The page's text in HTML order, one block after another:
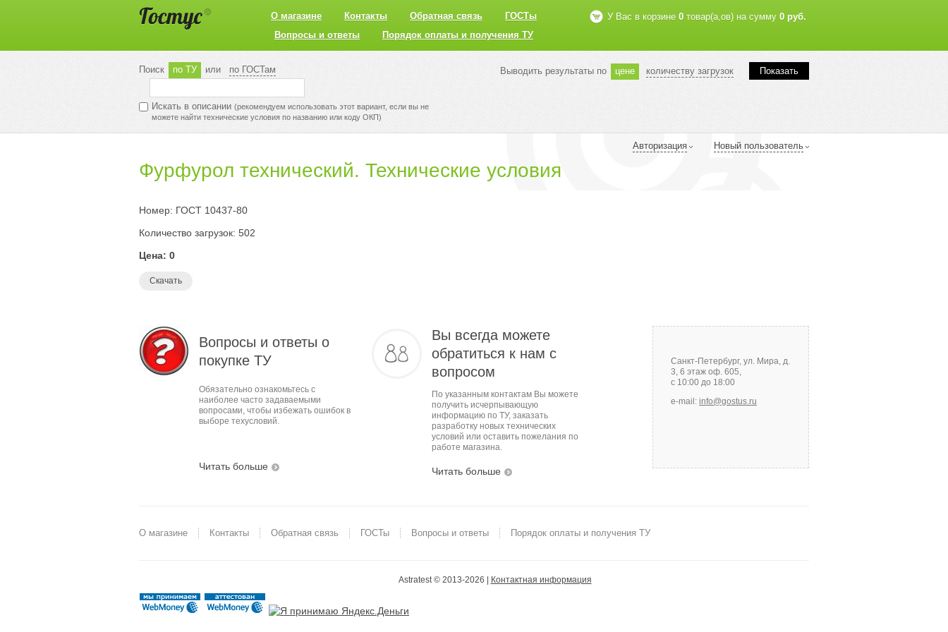
У Вас в корзине 0 товар(а,ов) на сумму 0 руб.
О магазине Контакты Обратная связь
ГОСТы
Вопросы и ответы
Порядок оплаты и получения ТУ
Поиск по ТУ или по ГОСТам
Искать в описании (рекомендуем использовать этот вариант, если вы не
можете найти технические условия по названию или коду ОКП)
Выводить результаты по цене количеству загрузок Показать
Новый пользователь
Авторизация
Фурфурол технический. Технические условия
Номер: ГОСТ 10437-80
Количество загрузок: 502
Цена: 0
Скачать
Санкт-Петербург, ул. Мира, д.
3, 6 этаж оф. 605,
с 10:00 до 18:00
e-mail: info@gostus.ru
Вопросы и ответы о
покупке ТУ
Обязательно ознакомьтесь с
наиболее часто задаваемыми
вопросами, чтобы избежать ошибок в
выборе техусловий.
Читать больше
Вы всегда можете
обратиться к нам с
вопросом
По указанным контактам Вы можете
получить исчерпывающую
информацию по ТУ, заказать
разработку новых технических
условий или оставить пожелания по
работе магазина.
Читать больше
О магазине Контакты Обратная связь ГОСТы Вопросы и ответы Порядок оплаты и получения ТУ
Astratest © 2013-2026 | Контактная информация